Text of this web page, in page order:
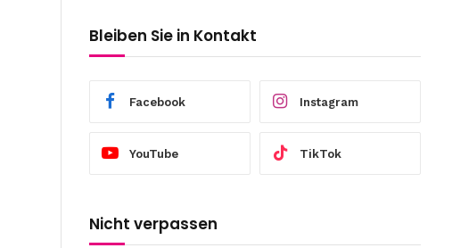
Bleiben Sie in Kontakt
Facebook Instagram
YouTube TikTok
Nicht verpassen